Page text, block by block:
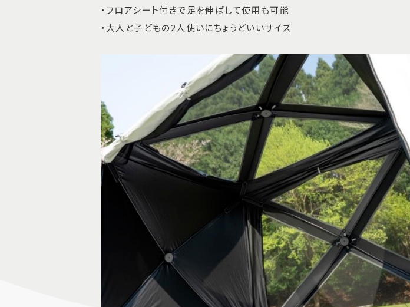
・フロアシート付きで足を伸ばして使用も可能
・大人と子どもの2人使いにちょうどいいサイズ